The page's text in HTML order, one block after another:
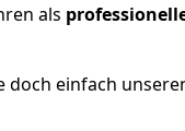
als
doch einfach